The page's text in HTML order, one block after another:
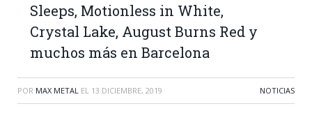
Sleeps, Motionless in White,
Crystal Lake, August Burns Red y
muchos más en Barcelona
POR MAX METAL EL 13 DICIEMBRE, 2019 NOTICIAS